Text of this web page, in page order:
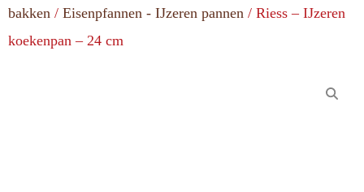
bakken / Eisenpfannen - IJzeren pannen / Riess – IJzeren
koekenpan – 24 cm